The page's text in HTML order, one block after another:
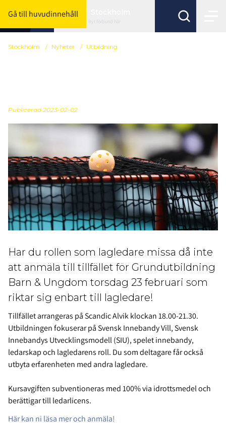
Gå till huvudinnehåll
Byt förbund här
Stockholm / Nyheter / Utbildning
Publicerad 2023-02-02
Har du rollen som lagledare missa då inte
att anmäla till tillfället för Grundutbildning
Barn & Ungdom torsdag 23 februari som
riktar sig enbart till lagledare!
Tillfället arrangeras på Scandic Alvik klockan 18.00-21.30.
Utbildningen fokuserar på Svensk Innebandy Vill, Svensk
Innebandys Utvecklingsmodell (SIU), spelet innebandy,
ledarskap och lagledarens roll. Du som deltagare får också
utbyta erfarenheten med andra lagledare.
Kursavgiften subventioneras med 100% via idrottsmedel och
berättigar till ledarlicens.
Här kan ni läsa mer och anmäla!